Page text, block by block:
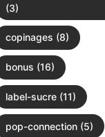
(3)
copinages (8)
bonus (16)
label-sucre (11)
pop-connection (5)